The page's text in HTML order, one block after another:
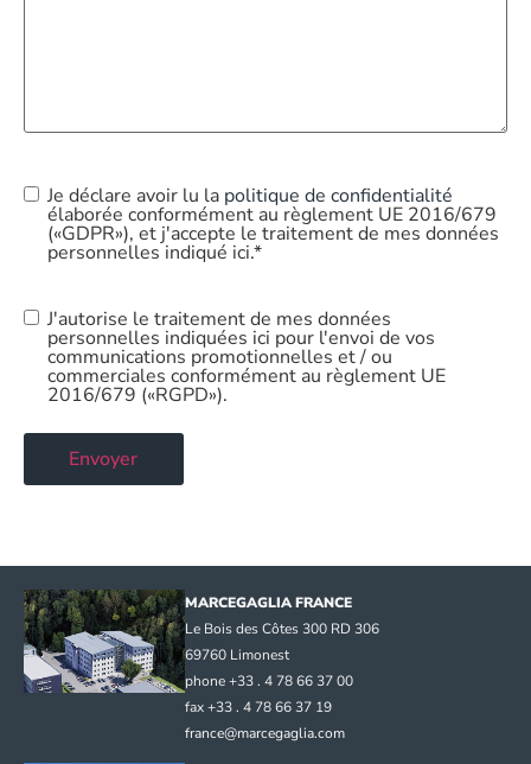
Privacy
Policy*
Je déclare avoir lu la politique de confidentialité
élaborée conformément au règlement UE 2016/679
(«GDPR»), et j'accepte le traitement de mes données
personnelles indiqué ici.*
Commercial
Use
J'autorise le traitement de mes données
personnelles indiquées ici pour l'envoi de vos
communications promotionnelles et / ou
commerciales conformément au règlement UE
2016/679 («RGPD»).
MARCEGAGLIA FRANCE
Le Bois des Côtes 300 RD 306
69760 Limonest
phone +33 . 4 78 66 37 00
fax +33 . 4 78 66 37 19
france@marcegaglia.com